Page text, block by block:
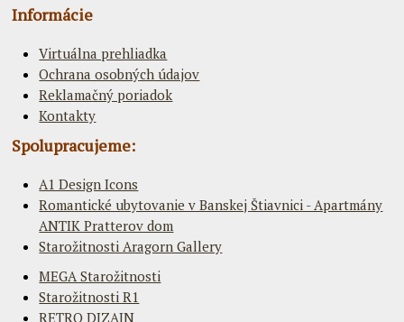
Informácie
Virtuálna prehliadka
Ochrana osobných údajov
Reklamačný poriadok
Kontakty
Spolupracujeme:
A1 Design Icons
Romantické ubytovanie v Banskej Štiavnici - Apartmány
ANTIK Pratterov dom
Starožitnosti Aragorn Gallery
MEGA Starožitnosti
Starožitnosti R1
RETRO DIZAJN